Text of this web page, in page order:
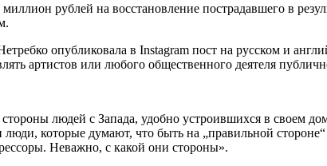
миллион рублей на восстановление пострадавшего в
опубликовала в Instagram пост на русском и
артистов или любого общественного деятеля
людей с Запада, удобно устроившихся в своем
которые думают, что быть на „правильной
Неважно, с какой они стороны».